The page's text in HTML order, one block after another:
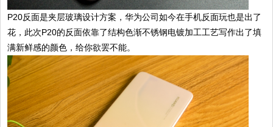
P20反面是夹层玻璃设计方案，华为公司如今在手机反面玩也是出了
花，此次P20的反面依靠了结构色渐不锈钢电镀加工工艺写作出了填
满新鲜感的颜色，给你欲罢不能。